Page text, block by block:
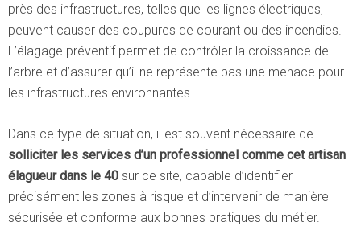
près des infrastructures, telles que les lignes électriques,
peuvent causer des coupures de courant ou des incendies.
L’élagage préventif permet de contrôler la croissance de
l’arbre et d’assurer qu’il ne représente pas une menace pour
les infrastructures environnantes.
Dans ce type de situation, il est souvent nécessaire de
solliciter les services d’un professionnel comme cetartisan
élagueur dans le 40 sur ce site, capable d’identifier
précisément les zones à risque et d’intervenir de manière
sécurisée et conforme aux bonnes pratiques du métier.